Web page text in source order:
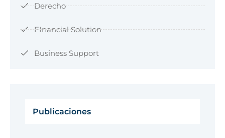
Derecho
FInancial Solution
Business Support
Publicaciones